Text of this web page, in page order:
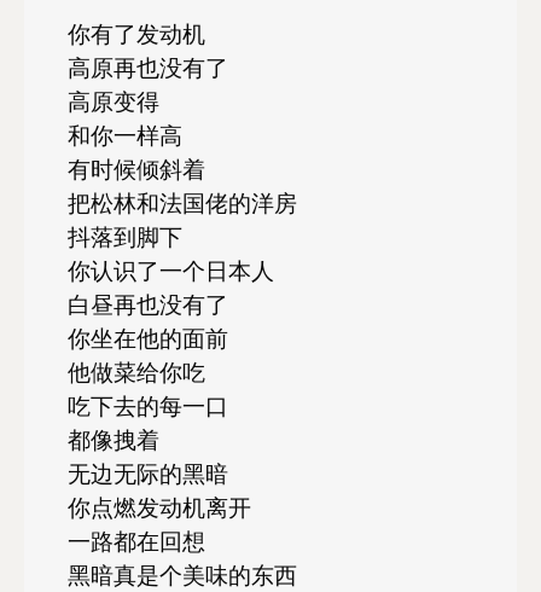
你有了发动机
高原再也没有了
高原变得
和你一样高
有时候倾斜着
把松林和法国佬的洋房
抖落到脚下
你认识了一个日本人
白昼再也没有了
你坐在他的面前
他做菜给你吃
吃下去的每一口
都像拽着
无边无际的黑暗
你点燃发动机离开
一路都在回想
黑暗真是个美味的东西